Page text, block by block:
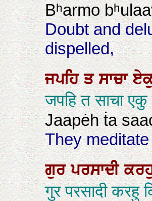
Bʰarmo
Doubt and
dispelled,
ਜਪਹਿਤਸਾਚਾ
जपहि त साचा एकु
Jaapėh ṫa
They
ਗੁਰਪਰਸਾਦੀ
गुर परसादी करहु